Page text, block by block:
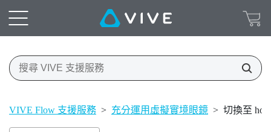
VIVE Flow 支援服務 > 充分運用虛擬實境眼鏡 > 切換至